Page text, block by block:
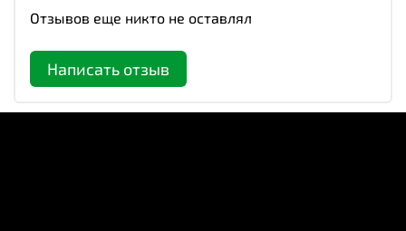
Отзывов еще никто не оставлял
Написать отзыв